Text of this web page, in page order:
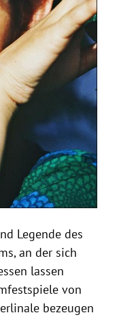
Legende des
an der sich
lassen
von
bezeugen